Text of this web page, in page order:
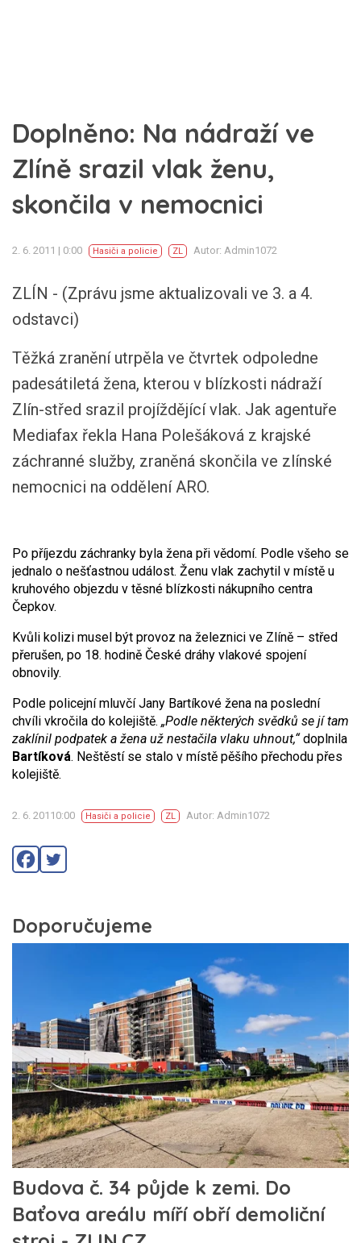
Doplněno: Na nádraží ve
Zlíně srazil vlak ženu,
skončila v nemocnici
2. 6. 2011 | 0:00 Hasiči a policie ZL Autor: Admin1072
ZLÍN - (Zprávu jsme aktualizovali ve 3. a 4.
odstavci)
Těžká zranění utrpěla ve čtvrtek odpoledne
padesátiletá žena, kterou v blízkosti nádraží
Zlín-střed srazil projíždějící vlak. Jak agentuře
Mediafax řekla Hana Polešáková z krajské
záchranné služby, zraněná skončila ve zlínské
nemocnici na oddělení ARO.
Po příjezdu záchranky byla žena při vědomí. Podle všeho se
jednalo o nešťastnou událost. Ženu vlak zachytil v místě u
kruhového objezdu v těsné blízkosti nákupního centra
Čepkov.
Kvůli kolizi musel být provoz na železnici ve Zlíně – střed
přerušen, po 18. hodině České dráhy vlakové spojení
obnovily.
Podle policejní mluvčí Jany Bartíkové žena na poslední
chvíli vkročila do kolejiště. „Podle některých svědků se jí tam
zaklínil podpatek a žena už nestačila vlaku uhnout,“doplnila
Bartíková. Neštěstí se stalo v místě pěšího přechodu přes
kolejiště.
2. 6. 20110:00 Hasiči a policie ZL Autor: Admin1072